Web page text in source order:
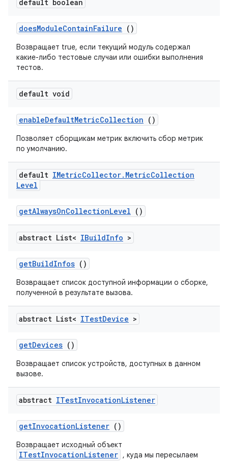
default boolean
doesModuleContainFailure ()
Возвращает true, если текущий модуль содержал
какие-либо тестовые случаи или ошибки выполнения
тестов.
default void
enableDefaultMetricCollection ()
Позволяет сборщикам метрик включить сбор метрик
по умолчанию.
default IMetricCollector. MetricCollection
Level
getAlwaysOnCollectionLevel ()
abstract List< IBuildInfo >
getBuildInfos ()
Возвращает список доступной информации о сборке,
полученной в результате вызова.
abstract List< ITestDevice >
getDevices ()
Возвращает список устройств, доступных в данном
вызове.
abstract ITestInvocationListener
getInvocationListener ()
Возвращает исходный объект
ITestInvocationListener , куда мы пересылаем